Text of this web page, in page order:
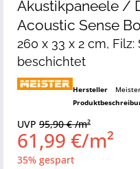
Akustikpaneele /
Acoustic Sense
260 x 33 x 2 cm,
beschichtet
Hersteller
Meister
UVP 95,90 € /m²
61,99 €/m²
35% gespart